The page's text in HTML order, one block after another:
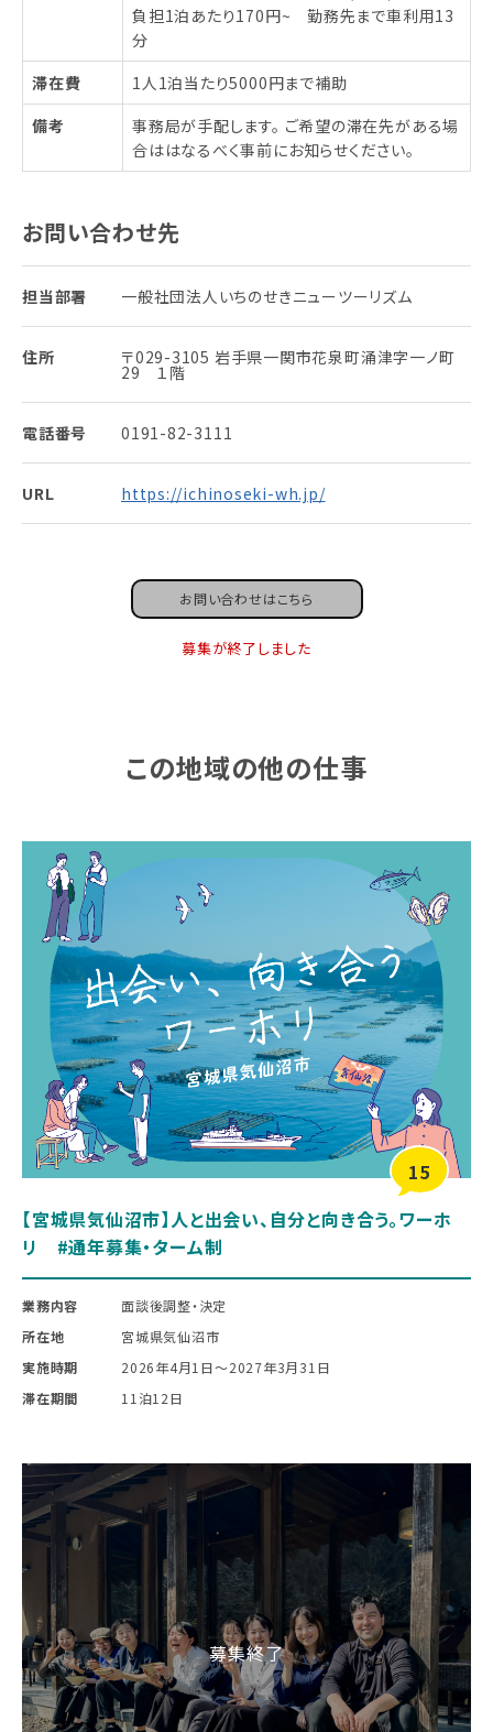
負担1泊あたり170円~ 勤務先まで車利用13
分
滞在費
1人1泊当たり5000円まで補助
備考
事務局が手配します。 ご希望の滞在先がある場
合ははなるべく事前にお知らせください。
お問い合わせ先
担当部署 一般社団法人いちのせきニューツーリズム
住所 〒029-3105 岩手県一関市花泉町涌津字一ノ町
29 １階
電話番号 0191-82-3111
URL https://ichinoseki-wh.jp/
お問い合わせはこちら
募集が終了しました
この地域の他の仕事
15
【宮城県気仙沼市】人と出会い、自分と向き合う。ワーホ
リ #通年募集・ターム制
業務内容
面談後調整・決定
所在地
宮城県気仙沼市
実施時期
2026年4月1日〜2027年3月31日
滞在期間
11泊12日